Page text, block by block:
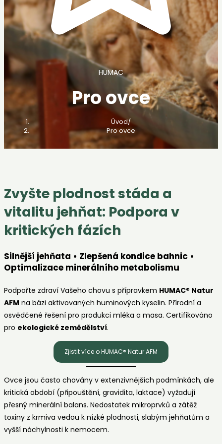
HUMAC
Pro ovce
Úvod/
Pro ovce
Zvyšte plodnost stáda a
vitalitu jehňat: Podpora v
kritických fázích
Silnější jehňata • Zlepšená kondice bahnic •
Optimalizace minerálního metabolismu
Podpořte zdraví Vašeho chovu s přípravkem HUMAC® Natur
AFM na bázi aktivovaných huminových kyselin. Přírodní a
osvědčené řešení pro produkci mléka a masa. Certifikováno
pro ekologické zemědělství.
Zjistit více o HUMAC® Natur AFM
Ovce jsou často chovány v extenzivnějších podmínkách, ale
kritická období (připouštění, gravidita, laktace) vyžadují
přesný minerální balans. Nedostatek mikroprvků a zátěž
toxiny z krmiva vedou k nízké plodnosti, slabým jehňatům a
vyšší náchylnosti k nemocem.